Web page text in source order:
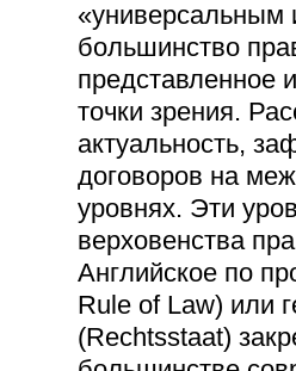
большинство
представленное
точки зрения.
актуальность,
договоров на
уровнях. Эти
верховенства
Английское по
Rule of Law) или
(Rechtsstaat)